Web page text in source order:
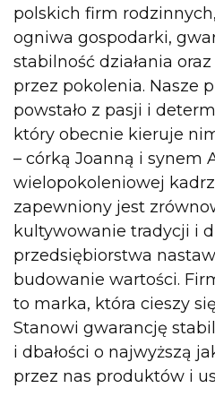
polskich firm
ogniwa gospodarki,
stabilność działania oraz
przez pokolenia. Nasze
powstało z pasji i
który obecnie kieruje
– córką Joanną i synem
wielopokoleniowej
zapewniony jest
kultywowanie tradycji i
przedsiębiorstwa
budowanie wartości.
to marka, która cieszy
Stanowi gwarancję
i dbałości o najwyższą
przez nas produktów i